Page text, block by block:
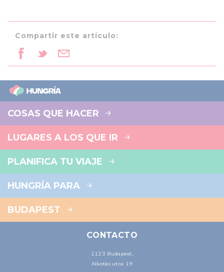
Compartir este artículo:
COSAS QUE HACER
LUGARES A LOS QUE IR
PLANIFICA TU VIAJE
HUNGRÍA PARA
BUDAPEST
CONTACTO
1123 Budapest,
Alkotás utca 19